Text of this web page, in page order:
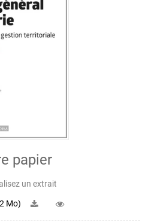
papier
un extrait
Mo)